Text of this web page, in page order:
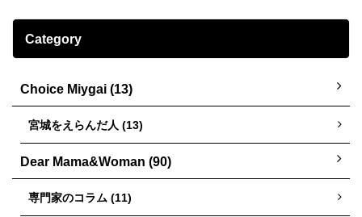
Category
Choice Miygai (13)
宮城をえらんだ人 (13)
Dear Mama&Woman (90)
専門家のコラム (11)